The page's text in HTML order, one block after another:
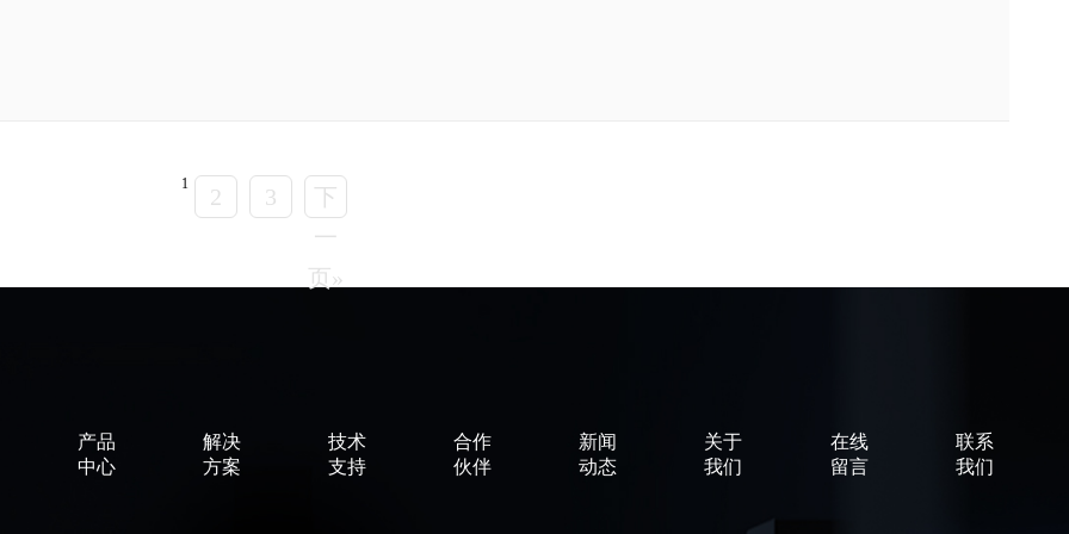
1 2 3
下
一
页»
产品
中心
解决
方案
技术
支持
合作
伙伴
新闻
动态
关于
我们
在线
留言
联系
我们